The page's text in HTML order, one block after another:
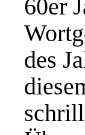
60er
des